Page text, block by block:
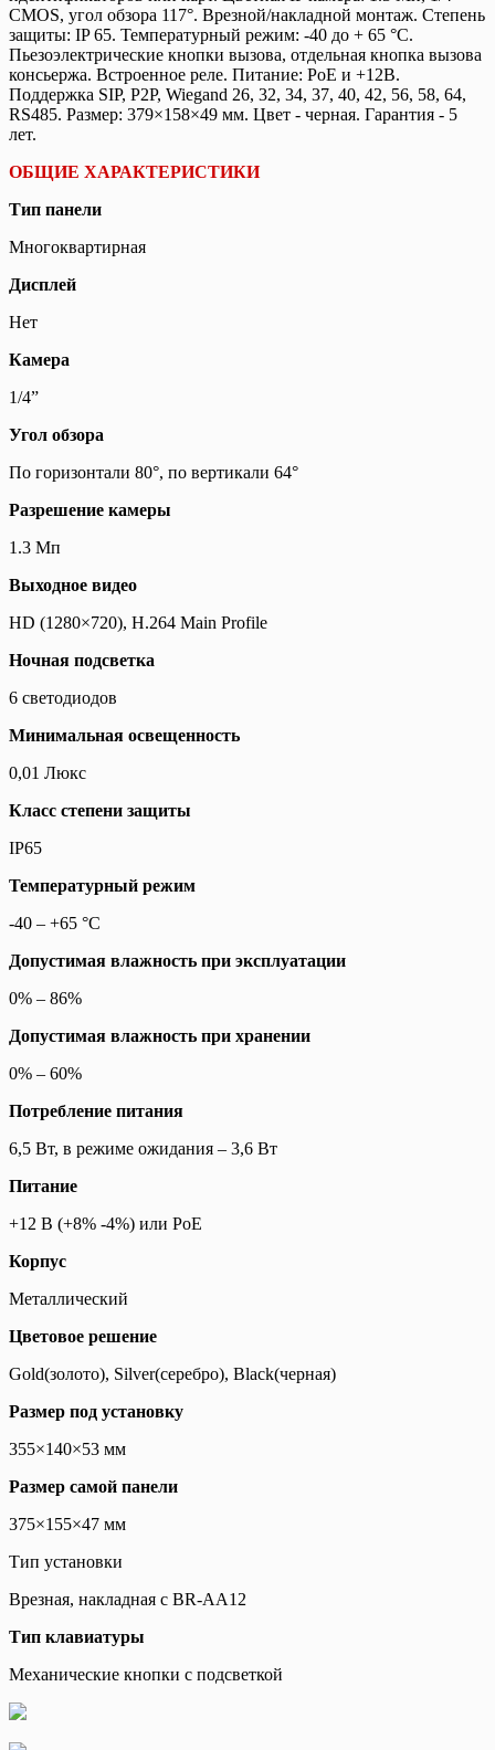
CMOS, угол обзора 117°. Врезной/накладной монтаж. Степень
защиты: IP 65. Температурный режим: -40 до + 65 °C.
Пьезоэлектрические кнопки вызова, отдельная кнопка вызова
консьержа. Встроенное реле. Питание: PoE и +12В.
Поддержка SIP, P2P, Wiegand 26, 32, 34, 37, 40, 42, 56, 58, 64,
RS485. Размер: 379×158×49 мм. Цвет - черная. Гарантия - 5
лет.
ОБЩИЕ ХАРАКТЕРИСТИКИ
Тип панели
Многоквартирная
Дисплей
Нет
Камера
1/4”
Угол обзора
По горизонтали 80°, по вертикали 64°
Разрешение камеры
1.3 Мп
Выходное видео
HD (1280×720), H.264 Main Profile
Ночная подсветка
6 светодиодов
Минимальная освещенность
0,01 Люкс
Класс степени защиты
IP65
Температурный режим
-40 – +65 °С
Допустимая влажность при эксплуатации
0% – 86%
Допустимая влажность при хранении
0% – 60%
Потребление питания
6,5 Вт, в режиме ожидания – 3,6 Вт
Питание
+12 В (+8% -4%) или PoE
Корпус
Металлический
Цветовое решение
Gold(золото), Silver(серебро), Black(черная)
Размер под установку
355×140×53 мм
Размер самой панели
375×155×47 мм
Тип установки
Врезная, накладная с BR-AA12
Тип клавиатуры
Механические кнопки с подсветкой